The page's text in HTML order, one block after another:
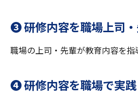
❸ 研修内容を職場上司
職場の上司・先輩が教育内容を指
❹ 研修内容を職場で実践